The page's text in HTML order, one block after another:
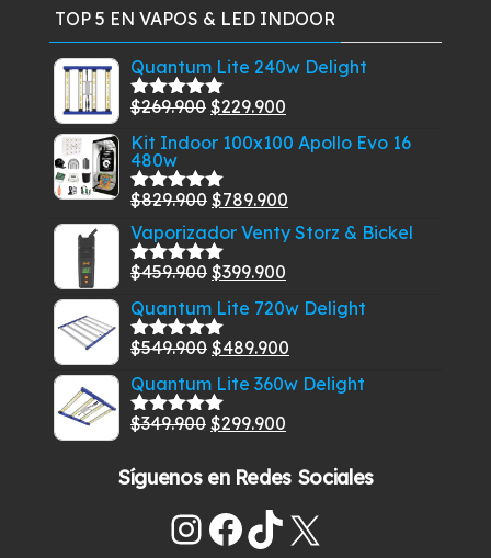
TOP 5 EN VAPOS & LED INDOOR
Quantum Lite 240w Delight
Valorado
5
$269.900 El
precio
era:
$269.900.
$229.900
precio
$229.900.
Kit Indoor 100x100 Apollo Evo 16
480w
Valorado
con
5.00
de
5
$829.900 El
precio
original
era:
$829.900.
$789.900
precio
$789.900.
Vaporizador Venty Storz & Bickel
Valorado
5
$459.900 El
precio
original
era:
$459.900.
$399.900
precio
es:
$399.900.
Quantum Lite 720w Delight
Valorado
5
$549.900 El
precio
original
era:
$489.900
precio
Quantum Lite 360w Delight
Valorado
5
$349.900 El
original
$349.900.
$299.900
actual
$299.900.
Síguenos en Redes Sociales
Instagram
Facebook
TikTok
X